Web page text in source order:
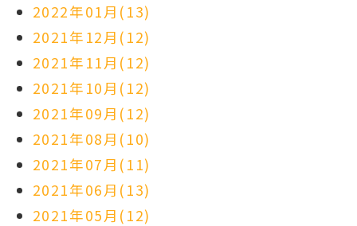
2022年01月(13)
2021年12月(12)
2021年11月(12)
2021年10月(12)
2021年09月(12)
2021年08月(10)
2021年07月(11)
2021年06月(13)
2021年05月(12)